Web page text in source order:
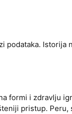
podataka. Istorija
formi i zdravlju
pristup. Peru,